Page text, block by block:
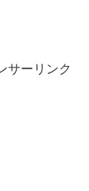
サーリンク